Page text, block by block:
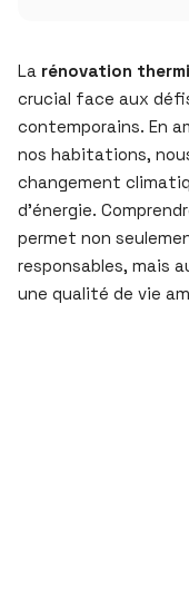
La rénovation
crucial face aux
contemporains. En
nos habitations,
changement
d’énergie.
permet non
responsables, mais
une qualité de vie